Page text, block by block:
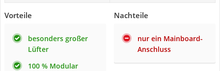
Vorteile
besonders großer
Lüfter
100 % Modular
Nachteile
nur ein Mainboard-
Anschluss